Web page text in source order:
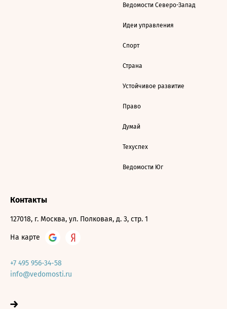
Ведомости Северо-Запад
Идеи управления
Спорт
Страна
Устойчивое развитие
Право
Думай
Техуспех
Ведомости Юг
Контакты
127018, г. Москва, ул. Полковая, д. 3, стр. 1
На карте
+7 495 956-34-58
info@vedomosti.ru